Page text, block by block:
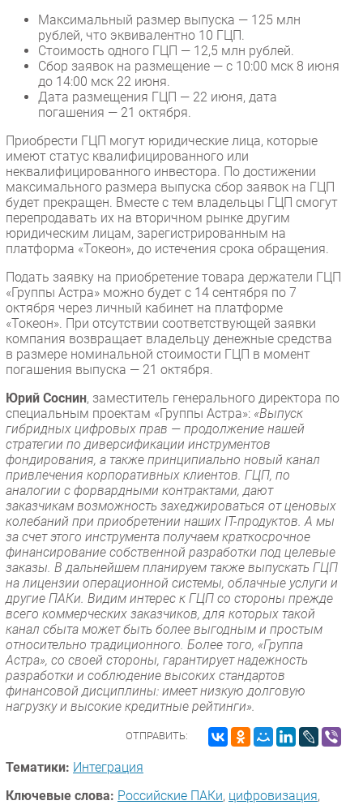
Максимальный размер выпуска — 125 млн
рублей, что эквивалентно 10 ГЦП.
Стоимость одного ГЦП — 12,5 млн рублей.
Сбор заявок на размещение — с 10:00 мск 8 июня
до 14:00 мск 22 июня.
Дата размещения ГЦП — 22 июня, дата
погашения — 21 октября.
Приобрести ГЦП могут юридические лица, которые
имеют статус квалифицированного или
неквалифицированного инвестора. По достижении
максимального размера выпуска сбор заявок на ГЦП
будет прекращен. Вместе с тем владельцы ГЦП смогут
перепродавать их на вторичном рынке другим
юридическим лицам, зарегистрированным на
платформа «Токеон», до истечения срока обращения.
Подать заявку на приобретение товара держатели ГЦП
«Группы Астра» можно будет с 14 сентября по 7
октября через личный кабинет на платформе
«Токеон». При отсутствии соответствующей заявки
компания возвращает владельцу денежные средства
в размере номинальной стоимости ГЦП в момент
погашения выпуска — 21 октября.
Юрий Соснин, заместитель генерального директора по
специальным проектам «Группы Астра»: «Выпуск
гибридных цифровых прав — продолжение нашей
стратегии по диверсификации инструментов
фондирования, а также принципиально новый канал
привлечения корпоративных клиентов. ГЦП, по
аналогии с форвардными контрактами, дают
заказчикам возможность захеджироваться от ценовых
колебаний при приобретении наших IT-продуктов. А мы
за счет этого инструмента получаем краткосрочное
финансирование собственной разработки под целевые
заказы. В дальнейшем планируем также выпускать ГЦП
на лицензии операционной системы, облачные услуги и
другие ПАКи. Видим интерес к ГЦП со стороны прежде
всего коммерческих заказчиков, для которых такой
канал сбыта может быть более выгодным и простым
относительно традиционного. Более того, «Группа
Астра», со своей стороны, гарантирует надежность
разработки и соблюдение высоких стандартов
финансовой дисциплины: имеет низкую долговую
нагрузку и высокие кредитные рейтинги».
ОТПРАВИТЬ:
Тематики: Интеграция
Ключевые слова: Российские ПАКи, цифровизация,